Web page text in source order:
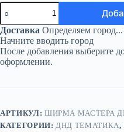
Количество
товара
Ширма
«5
Маг»
—
дерево
Доставка Определяем город...
Начните вводить город
После добавления выберите
оформлении.
АРТИКУЛ: ШИРМА МАСТЕРА
КАТЕГОРИИ: ДНД ТЕМАТИКА,